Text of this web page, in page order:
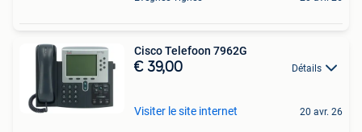
Cisco Telefoon 7962G
€ 39,00 Détails
Visiter le site internet 20 avr. 26